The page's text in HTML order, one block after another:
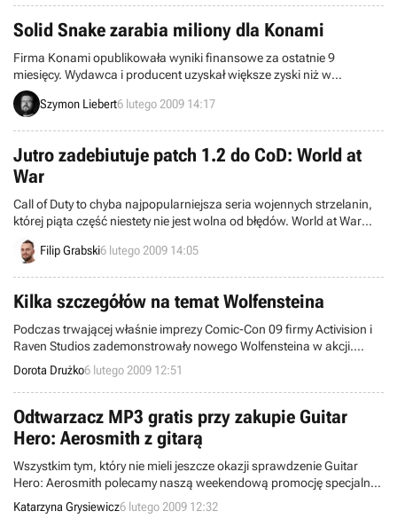
Solid Snake zarabia miliony dla Konami
Firma Konami opublikowała wyniki finansowe za ostatnie 9
miesięcy. Wydawca i producent uzyskał większe zyski niż w
analogicznym okresie roku poprzedniego, nawet pomimo
niekorzystnych warunków rynkowych i walutowych, czyli
sukces? Oczywiście, sam Solid Snake.
Szymon Liebert6 lutego 2009 14:17
Jutro zadebiutuje patch 1.2 do CoD: World at
War
Call of Duty to chyba najpopularniejsza seria wojennych strzelanin,
której piąta część niestety nie jest wolna od błędów. World at War
zostanie jutro uaktualniona do wersji 1.2.
Filip Grabski6 lutego 2009 14:05
Kilka szczegółów na temat Wolfensteina
Podczas trwającej właśnie imprezy Comic-Con 09 firmy Activision i
Raven Studios zademonstrowały nowego Wolfensteina w akcji.
Chociaż sam materiał pokrywał się z tym, który pokazano na
ubiegłorocznej edycji QuakeConu (filmik z tamtego konwentu
możecie znaleźć tutaj), odwiedzającym redaktorom IGN-u udało się
żebrać więcej informacji o grze niż wówczas.
Dorota Drużko6 lutego 2009 12:51
Odtwarzacz MP3 gratis przy zakupie Guitar
Hero: Aerosmith z gitarą
Wszystkim tym, który nie mieli jeszcze okazji sprawdzenie Guitar
Hero: Aerosmith polecamy naszą weekendową promocję specjalną.
Każda osoba, która kupi Guitar Hero: Aerosmith w wersji na PS3
Katarzyna Grysiewicz6 lutego 2009 12:32